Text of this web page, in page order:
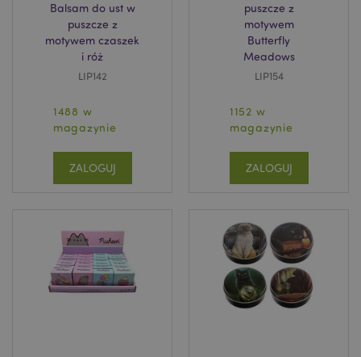
Balsam do ust w
puszcze z
motywem czaszek
i róż
LIP142
1488 w
magazynie
ZALOGUJ
puszcze z
motywem
Butterfly
Meadows
LIP154
1152 w
magazynie
ZALOGUJ